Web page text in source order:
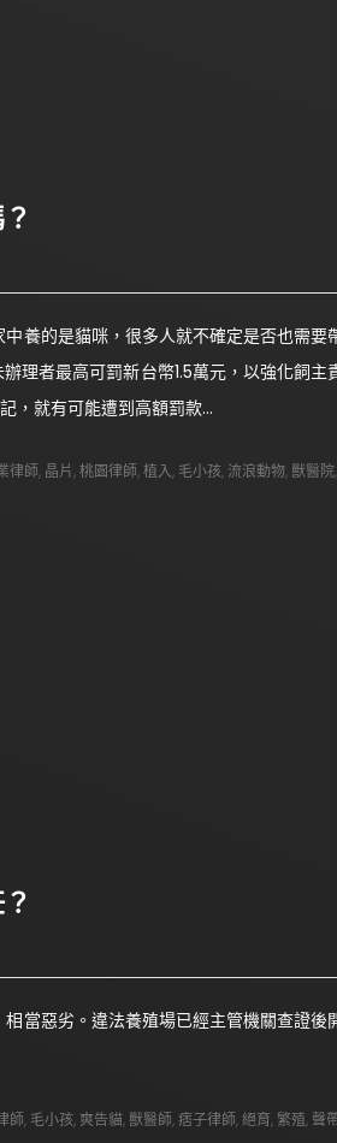
養的是貓咪，很多人就不確定是否也需要
理者最高可罰新台幣1.5萬元，以強化飼
，就有可能遭到高額罰款…
律師, 晶片 ,桃園律師,植入, 毛小孩, 流浪動物,獸醫院,
當惡劣。違法養殖場已經主管機關查證後
師, 毛小孩, 爽告貓,獸醫師,痞子律師,絕育, 繁殖, 聲